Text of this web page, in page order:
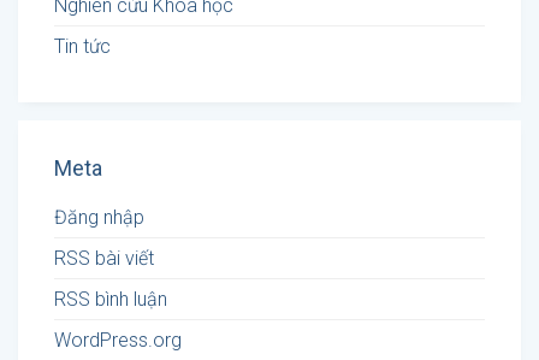
Nghiên cứu Khoa học
Tin tức
Meta
Đăng nhập
RSS bài viết
RSS bình luận
WordPress.org